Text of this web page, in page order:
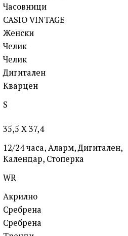
Часовници
CASIO VINTAGE
Женски
Челик
Челик
Дигитален
Кварцен
S
35,5 X 37,4
12/24 часа, Аларм, Дигитален,
Календар, Стоперка
WR
Акрилно
Сребрена
Сребрена